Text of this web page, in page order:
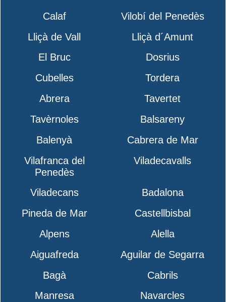
Calaf
Vilobí del Penedès
Lliçà de Vall
Lliçà d´Amunt
El Bruc
Dosrius
Cubelles
Tordera
Abrera
Tavertet
Tavèrnoles
Balsareny
Balenyà
Cabrera de Mar
Vilafranca del
Penedès
Viladecavalls
Viladecans
Badalona
Pineda de Mar
Castellbisbal
Alpens
Alella
Aiguafreda
Aguilar de Segarra
Bagà
Cabrils
Manresa
Navarcles